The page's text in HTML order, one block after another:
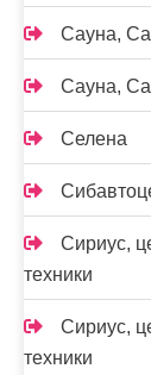
Сауна,
Сауна,
Селена
Сириус,
техники
Сириус,
техники